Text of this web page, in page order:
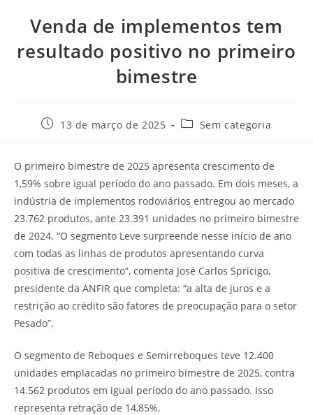
Venda de implementos tem
resultado positivo no primeiro
bimestre
13 de março de 2025 Sem categoria
O primeiro bimestre de 2025 apresenta crescimento de
1,59% sobre igual período do ano passado. Em dois meses, a
indústria de implementos rodoviários entregou ao mercado
23.762 produtos, ante 23.391 unidades no primeiro bimestre
de 2024. “O segmento Leve surpreende nesse início de ano
com todas as linhas de produtos apresentando curva
positiva de crescimento”, comenta José Carlos Spricigo,
presidente da ANFIR que completa: “a alta de juros e a
restrição ao crédito são fatores de preocupação para o setor
Pesado”.
O segmento de Reboques e Semirreboques teve 12.400
unidades emplacadas no primeiro bimestre de 2025, contra
14.562 produtos em igual período do ano passado. Isso
representa retração de 14,85%.